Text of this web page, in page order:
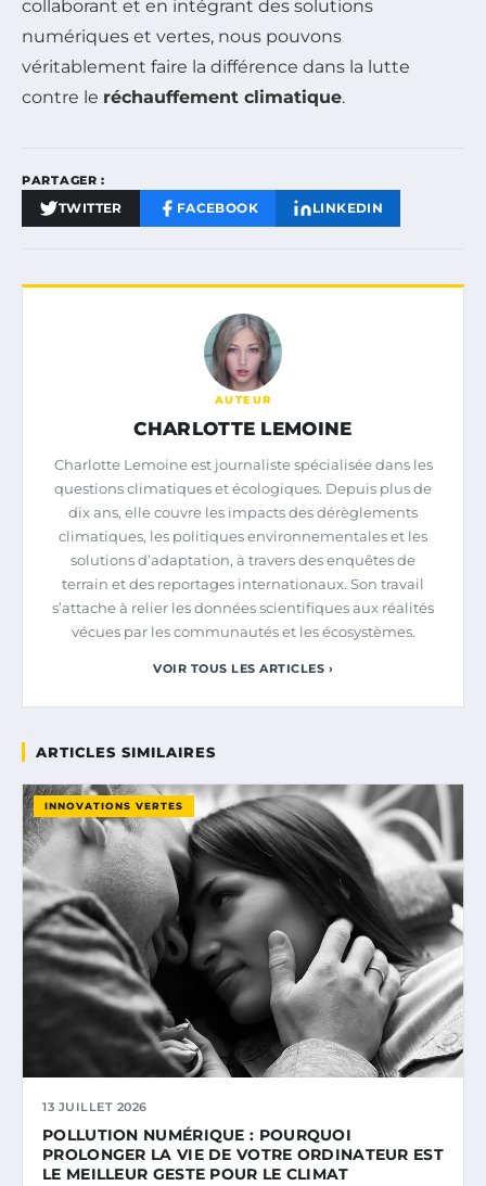
collaborant et en intégrant des solutions
numériques et vertes, nous pouvons
véritablement faire la différence dans la lutte
contre le réchauffement climatique.
PARTAGER :
TWITTER FACEBOOK LINKEDIN
AUTEUR
CHARLOTTE LEMOINE
Charlotte Lemoine est journaliste spécialisée dans les
questions climatiques et écologiques. Depuis plus de
dix ans, elle couvre les impacts des dérèglements
climatiques, les politiques environnementales et les
solutions d’adaptation, à travers des enquêtes de
terrain et des reportages internationaux. Son travail
s’attache à relier les données scientifiques aux réalités
vécues par les communautés et les écosystèmes.
VOIR TOUS LES ARTICLES ›
ARTICLES SIMILAIRES
INNOVATIONS VERTES
13 JUILLET 2026
POLLUTION NUMÉRIQUE : POURQUOI
PROLONGER LA VIE DE VOTRE ORDINATEUR EST
LE MEILLEUR GESTE POUR LE CLIMAT